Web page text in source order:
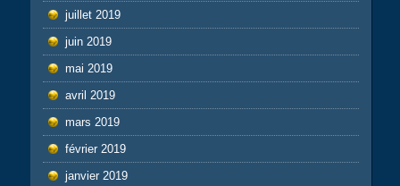
juillet 2019
juin 2019
mai 2019
avril 2019
mars 2019
février 2019
janvier 2019